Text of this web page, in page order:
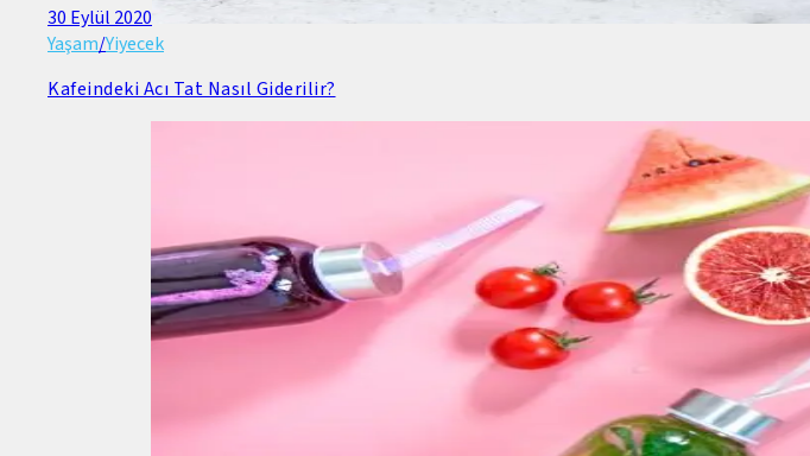
30 Eylül 2020
Yaşam/Yiyecek
Kafeindeki Acı Tat Nasıl Giderilir?